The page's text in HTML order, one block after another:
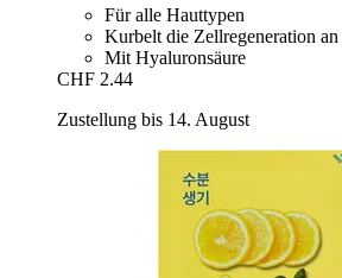
Für alle Hauttypen
Kurbelt die Zellregeneration an
Mit Hyaluronsäure
CHF 2.44
Zustellung bis 14. August